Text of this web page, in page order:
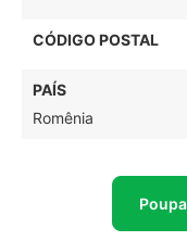
CÓDIGO POSTAL
PAÍS
Romênia